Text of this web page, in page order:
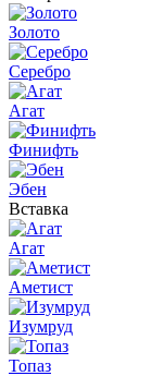
Золото
Серебро
Агат
Финифть
Эбен
Вставка
Агат
Аметист
Изумруд
Топаз